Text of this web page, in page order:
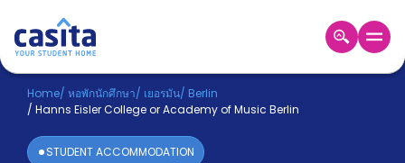
Home TH EUR
เข้าสู่
ระบบ
Home/ หอพักนักศึกษา/ เยอรมัน/ Berlin
/ Hanns Eisler College or Academy of Music Berlin
STUDENT ACCOMMODATION